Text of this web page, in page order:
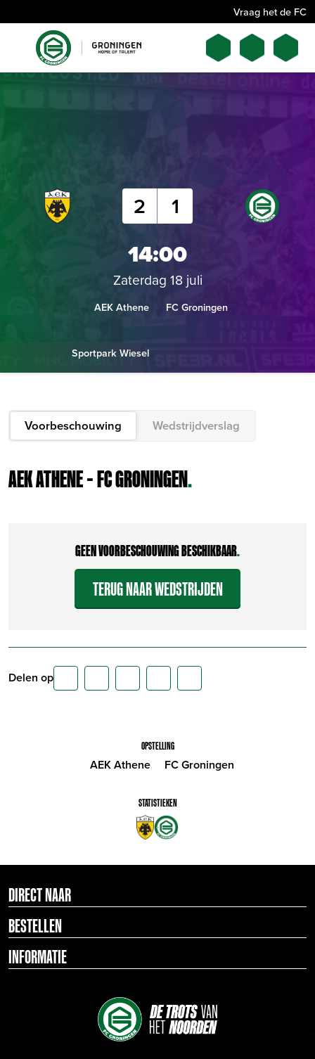
Vraag het de FC
AEK Athene
2 1
14:00
Zaterdag 18 juli
FC Groningen
Sportpark Wiesel
Voorbeschouwing Wedstrijdverslag
AEK ATHENE – FC GRONINGEN.
GEEN VOORBESCHOUWING BESCHIKBAAR.
TERUG NAAR WEDSTRIJDEN
Delen op
OPSTELLING
AEK Athene FC Groningen
STATISTIEKEN
DIRECT NAAR
BESTELLEN
INFORMATIE